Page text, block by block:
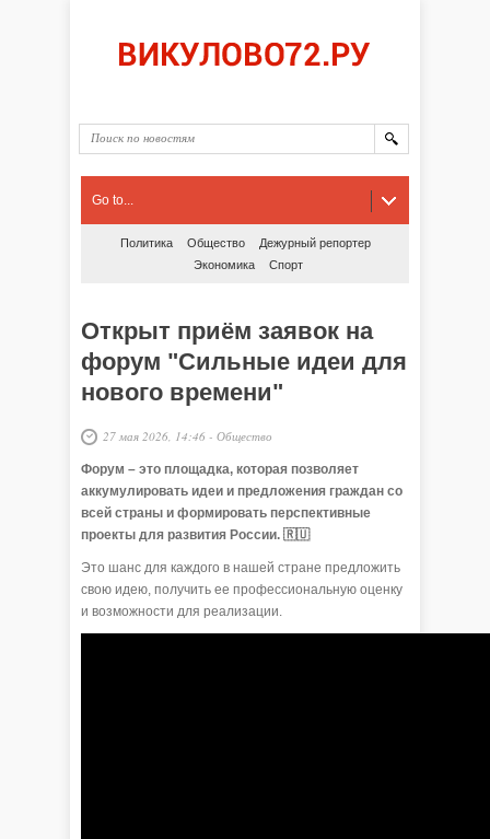
Go to...
Политика Общество
Дежурный репортер
Экономика
Спорт
Открыт приём заявок на
форум "Сильные идеи для
нового времени"
27 мая 2026, 14:46 - Общество
Форум – это площадка, которая позволяет
аккумулировать идеи и предложения граждан со
всей страны и формировать перспективные
проекты для развития России. 🇷🇺
Это шанс для каждого в нашей стране предложить
свою идею, получить ее профессиональную оценку
и возможности для реализации.